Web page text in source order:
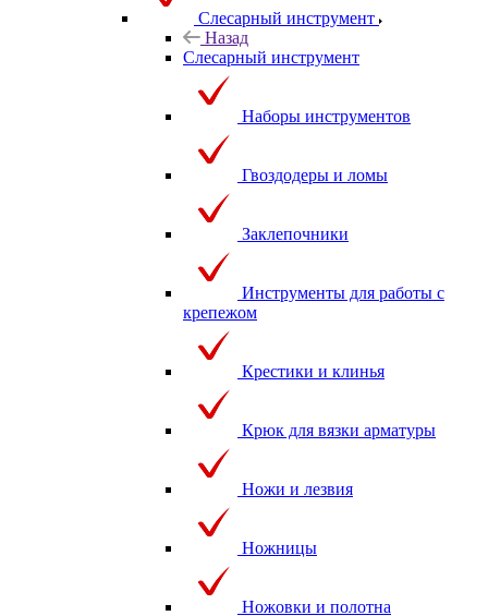
Слесарный инструмент
Назад
Слесарный инструмент
Наборы инструментов
Гвоздодеры и ломы
Заклепочники
Инструменты для работы с
крепежом
Крестики и клинья
Крюк для вязки арматуры
Ножи и лезвия
Ножницы
Ножовки и полотна